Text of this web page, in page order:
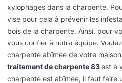
xylophages dans la charpente.
vise pour cela à prévenir les
bois de la charpente. Ainsi, pour
vous confier à notre équipe.
charpente abîmée de votre
traitement de charpente 83est à
charpente est abîmée, il faut faire